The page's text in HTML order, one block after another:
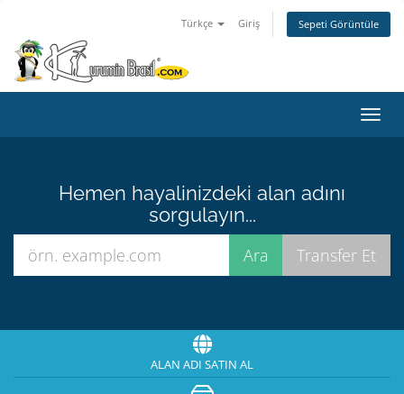
Türkçe Giriş Sepeti Görüntüle
Hemen hayalinizdeki alan adını
sorgulayın...
ALAN ADI SATIN AL